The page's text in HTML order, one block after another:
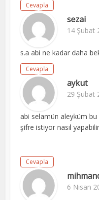
Cevapla
sezai
14 Şubat
s.a abi ne kadar daha
Cevapla
aykut
29 Şubat
abi selamün aleyküm
şifre istiyor nasıl
Cevapla
6 Nisan